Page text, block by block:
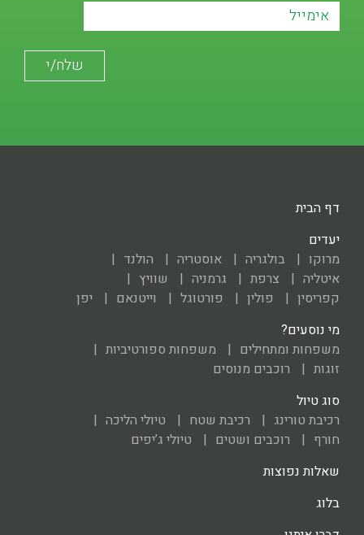
דף הבית
יעדים
מרוקו
בולגריה אוסטריה
הולנד
איטליה
צרפת גרמניה
שוויץ
קפריסין
פולין פורטוגל וייטנאם
יפן
מי נוסעים?
משפחות ומתחילים
משפחות ספורטיביות
זוגות
רוכבים מנוסים
סוג טיול
רכיבת טורינג
רכיבת שטח
טיולי הליכה
חורף
רוכבים ושטים
טיולי ג’יפים
שאלות נפוצות
בלוג